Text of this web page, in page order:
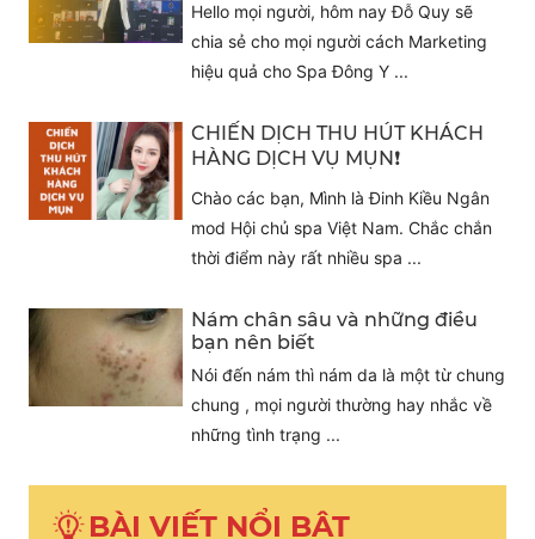
Hello mọi người, hôm nay Đỗ Quy sẽ
chia sẻ cho mọi người cách Marketing
hiệu quả cho Spa Đông Y ...
CHIẾN DỊCH THU HÚT KHÁCH
HÀNG DỊCH VỤ MỤN❗️
Chào các bạn, Mình là Đinh Kiều Ngân
mod Hội chủ spa Việt Nam. Chắc chắn
thời điểm này rất nhiều spa ...
Nám chân sâu và những điều
bạn nên biết
Nói đến nám thì nám da là một từ chung
chung , mọi người thường hay nhắc về
những tình trạng ...
BÀI VIẾT NỔI BẬT